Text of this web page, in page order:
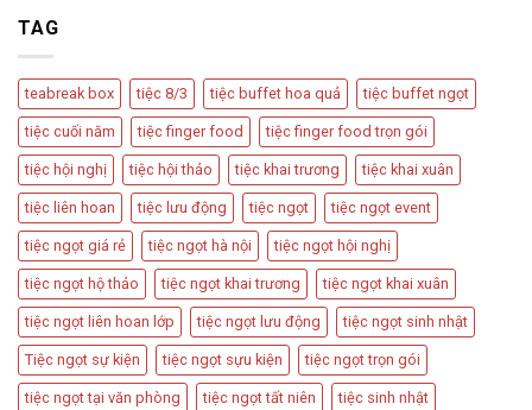
Kế
Bàn
Tiệc
Hấp
Dẫn
Dùng
Trong
Các
Sự
Kiện
Quan
Trọng
TAG
teabreak box tiệc 8/3 tiệc buffet hoa quả tiệc buffet ngọt
tiệc cuối năm tiệc finger food tiệc finger food trọn gói
tiệc hội nghị tiệc hội thảo tiệc khai trương tiệc khai xuân
tiệc liên hoan tiệc lưu động tiệc ngọt tiệc ngọt event
tiệc ngọt giá rẻ tiệc ngọt hà nội tiệc ngọt hội nghị
tiệc ngọt hộ thảo tiệc ngọt khai trương tiệc ngọt khai xuân
tiệc ngọt liên hoan lớp tiệc ngọt lưu động tiệc ngọt sinh nhật
Tiệc ngọt sự kiện tiệc ngọt sựu kiện tiệc ngọt trọn gói
tiệc ngọt tại văn phòng tiệc ngọt tất niên tiệc sinh nhật